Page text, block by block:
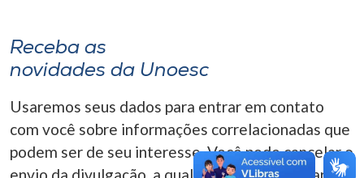
A-
Receba as
novidades da Unoesc
Usaremos seus dados para entrar em contato
com você sobre informações correlacionadas que
podem ser de seu interesse. Você pode cancelar o
envio da divulgação, a qualquer momento. Para